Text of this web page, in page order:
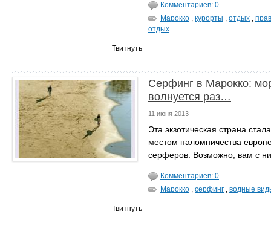
Комментариев: 0
Марокко , курорты , отдых ,
отдых
Твитнуть
Серфинг в Марокко:
волнуется раз…
11 июня 2013
Эта экзотическая страна
местом паломничества
серферов. Возможно, вам с
Комментариев: 0
Марокко , серфинг , водные
Твитнуть